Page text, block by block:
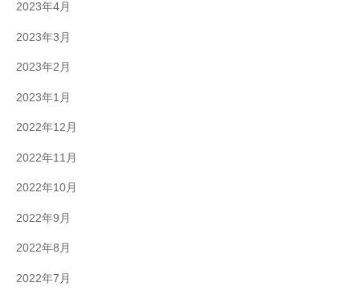
2023年4月
2023年3月
2023年2月
2023年1月
2022年12月
2022年11月
2022年10月
2022年9月
2022年8月
2022年7月